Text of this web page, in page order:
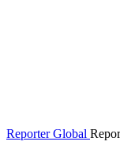
Reporter Global